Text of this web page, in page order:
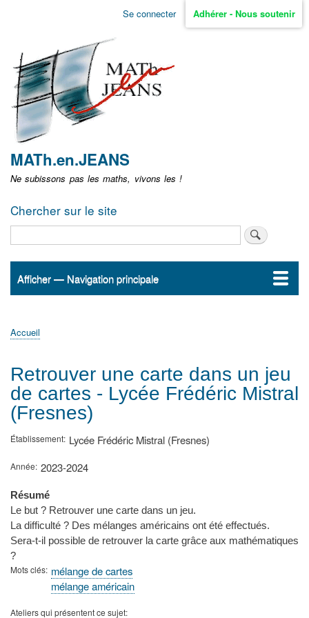
Aller
non
identifié
Se connecter Adhérer - Nous soutenir
MATh.en.JEANS
Ne subissons pas les maths, vivons les !
Chercher sur le site
Navigation
Afficher — Navigation principale
Accueil
ActualitésMATh.en.JEANS ?
Régions et Ateliers
Créer, gérer un atelier
Sujets/Publications
Congrès
d'Ariane
Accueil
Retrouver une carte dans un jeu
de cartes - Lycée Frédéric Mistral
(Fresnes)
Établissement Lycée Frédéric Mistral (Fresnes)
Année 2023-2024
Résumé
Le but ? Retrouver une carte dans un jeu.
La difficulté ? Des mélanges américains ont été effectués.
Sera-t-il possible de retrouver la carte grâce aux mathématiques
?
Mots clés mélange de cartes
mélange américain
Ateliers qui présentent ce sujet